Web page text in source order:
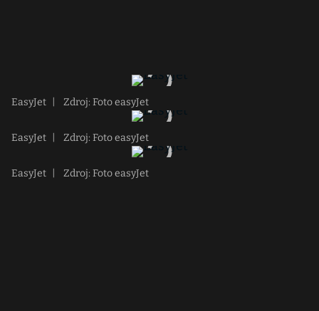
EasyJet Zdroj: Foto easyJet
EasyJet Zdroj: Foto easyJet
EasyJet Zdroj: Foto easyJet